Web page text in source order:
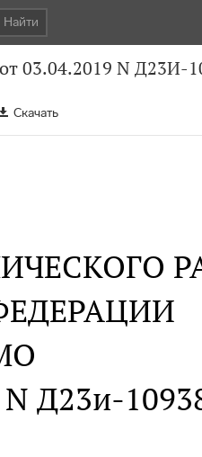
Найти
03.04.2019 N Д23И-
Скачать
N Д23и-